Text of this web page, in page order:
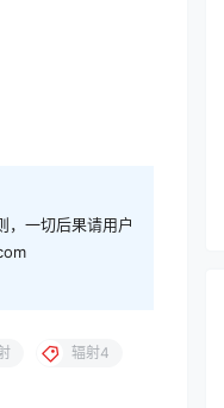
，一切后果请用户
辐射4